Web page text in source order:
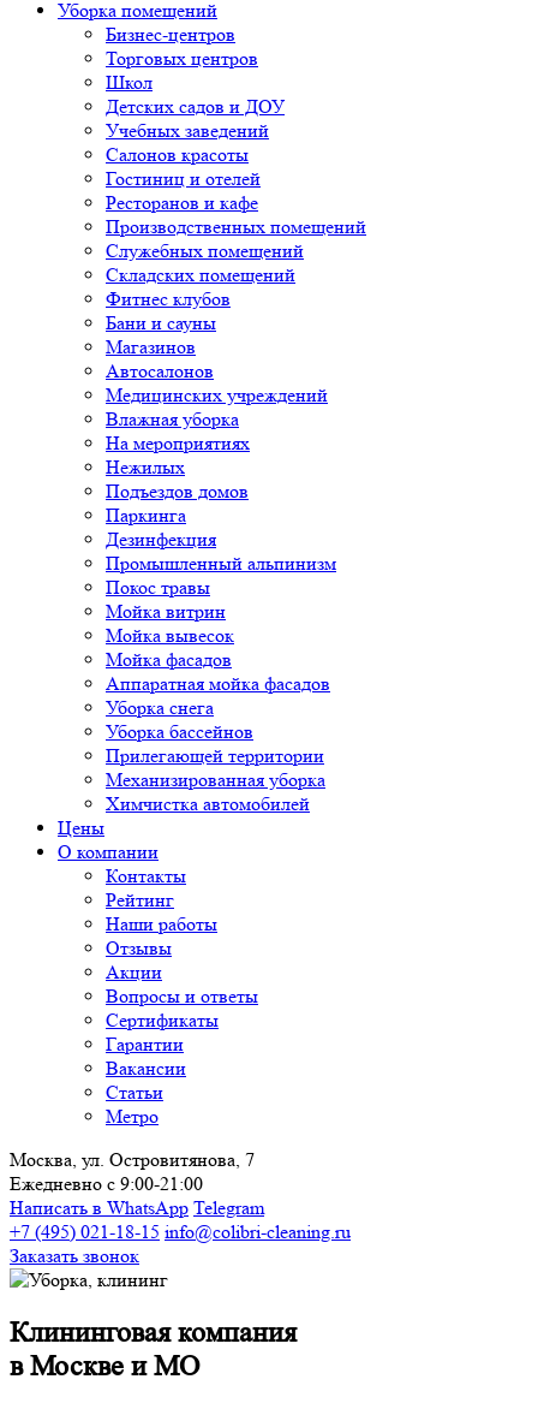
Уборка помещений
Бизнес-центров
Торговых центров
Школ
Детских садов и ДОУ
Учебных заведений
Салонов красоты
Гостиниц и отелей
Ресторанов и кафе
Производственных помещений
Служебных помещений
Складских помещений
Фитнес клубов
Бани и сауны
Магазинов
Автосалонов
Медицинских учреждений
Влажная уборка
На мероприятиях
Нежилых
Подъездов домов
Паркинга
Дезинфекция
Промышленный альпинизм
Покос травы
Мойка витрин
Мойка вывесок
Мойка фасадов
Аппаратная мойка фасадов
Уборка снега
Уборка бассейнов
Прилегающей территории
Механизированная уборка
Химчистка автомобилей
Цены
О компании
Контакты
Рейтинг
Наши работы
Отзывы
Акции
Вопросы и ответы
Сертификаты
Гарантии
Вакансии
Статьи
Метро
Москва, ул. Островитянова, 7
Ежедневно с 9:00-21:00
Написать в WhatsApp Telegram
+7 (495) 021-18-15 info@colibri-cleaning.ru
Заказать звонок
Клининговая компания
в Москве и МО